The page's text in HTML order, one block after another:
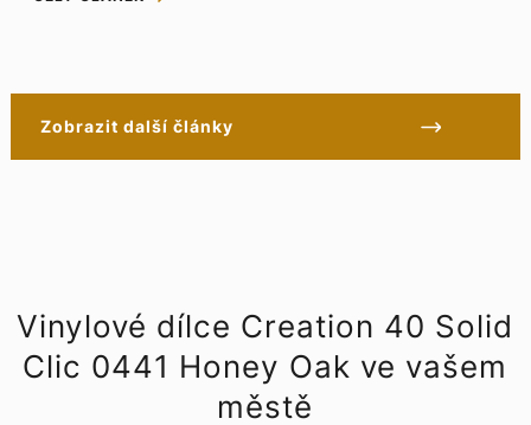
Zobrazit další články
Vinylové dílce Creation 40 Solid
Clic 0441 Honey Oak ve vašem
městě